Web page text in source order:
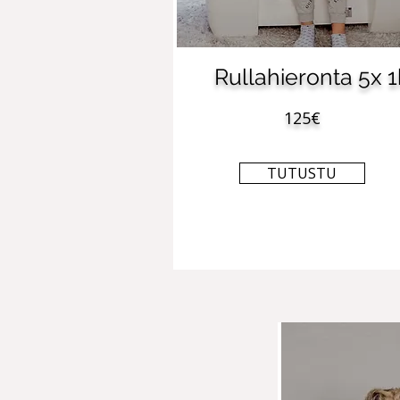
Rullahieronta 5x
125€
TUTUSTU